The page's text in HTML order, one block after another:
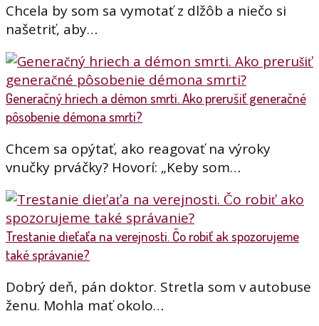
Chcela by som sa vymotať z dlžôb a niečo si
našetriť, aby…
Generačný hriech a démon smrti. Ako prerušiť generačné
pôsobenie démona smrti?
Chcem sa opýtať, ako reagovať na výroky
vnučky prváčky? Hovorí: „Keby som…
Trestanie dieťaťa na verejnosti. Čo robiť ak spozorujeme
také správanie?
Dobrý deň, pán doktor. Stretla som v autobuse
ženu. Mohla mať okolo…